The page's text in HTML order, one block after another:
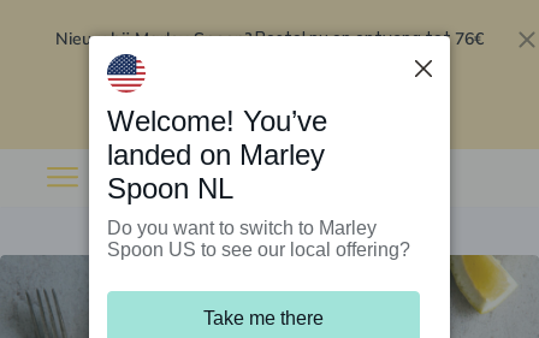
Nieuw bij Marley Spoon?Bestel nu en ontvang tot 76€
Welcome! You’ve
landed on Marley
Spoon NL
Do you want to switch to Marley
Spoon US to see our local offering?
Take me there